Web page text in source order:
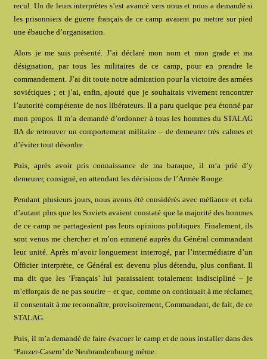
recul. Un de leurs interprètes s’est avancé vers nous et nous a demandé si
les prisonniers de guerre français de ce camp avaient pu mettre sur pied
une ébauche d’organisation.
Alors je me suis présenté. J’ai déclaré mon nom et mon grade et ma
désignation, par tous les militaires de ce camp, pour en prendre le
commandement. J’ai dit toute notre admiration pour la victoire des armées
soviétiques ; et j’ai, enfin, ajouté que je souhaitais vivement rencontrer
l’autorité compétente de nos libérateurs. Il a paru quelque peu étonné par
mon propos. Il m’a demandé d’ordonner à tous les hommes du STALAG
IIA de retrouver un comportement militaire – de demeurer très calmes et
d’éviter tout désordre.
Puis, après avoir pris connaissance de ma baraque, il m’a prié d’y
demeurer, consigné, en attendant les décisions de l’Armée Rouge.
Pendant plusieurs jours, nous avons été considérés avec méfiance et cela
d’autant plus que les Soviets avaient constaté que la majorité des hommes
de ce camp ne partageaient pas leurs opinions politiques. Finalement, ils
sont venus me chercher et m’on emmené auprès du Général commandant
leur unité. Après m’avoir longuement interrogé, par l’intermédiaire d’un
Officier interprète, ce Général est devenu plus détendu, plus confiant. Il
ma dit que les ‘Français’ lui paraissaient totalement indiscipliné – je
m’efforçais de ne pas sourire – et que, comme on continuait à me réclamer,
il consentait à me reconnaître, provisoirement, Commandant, de fait, de ce
STALAG.
Puis, il m’a demandé de faire évacuer le camp et de nous installer dans des
‘Panzer-Casern’ de Neubrandenbourg même.